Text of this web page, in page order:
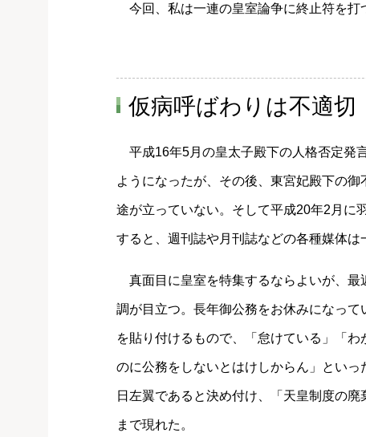
今回、私は一連の皇室論争に終止符を打
仮病呼ばわりは不適切
平成16年5月の皇太子殿下の人格否定発
ようになったが、その後、東宮妃殿下の
途が立っていない。そして平成20年2月に
すると、週刊誌や月刊誌などの各種媒体は
真面目に皇室を特集するならよいが、最
調が目立つ。長年御公務をお休みになっ
を貼り付けるもので、「怠けている」「
のに公務をしないとはけしからん」とい
日左翼であると決め付け、「天皇制度の
まで現れた。